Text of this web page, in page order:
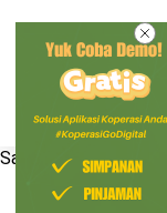
Sabtu, 8 Agustus
Bisnis Online Shop